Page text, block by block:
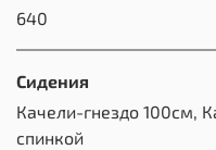
640
Сидения
Качели-гнездо 100см,
спинкой